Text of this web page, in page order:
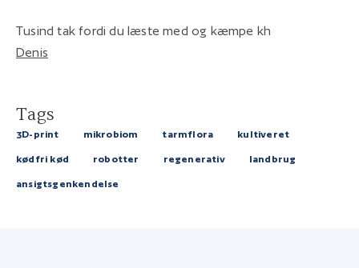
Tusind tak fordi du læste med og kæmpe kh
Denis
Tags
3D-print mikrobiom tarmflora kultiveret
kødfri kød robotter regenerativ landbrug
ansigtsgenkendelse